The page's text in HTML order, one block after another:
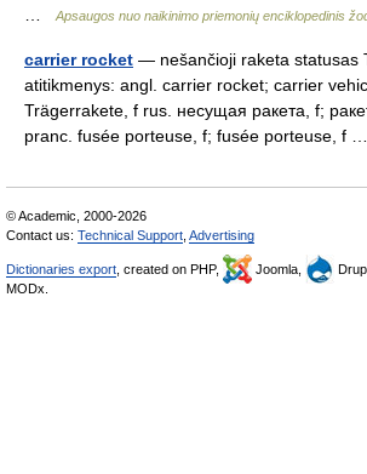
Apsaugos nuo naikinimo priemonių enciklopedinis
carrier rocket — nešančioji raketa statusas
atitikmenys: angl. carrier rocket; carrier
Trägerrakete, f rus. несущая ракета, f;
pranc. fusée porteuse, f; fusée porteuse, f
© Academic, 2000-2026
Contact us: Technical Support Advertising
Dictionaries export , created on PHP, Joomla,
MODx.